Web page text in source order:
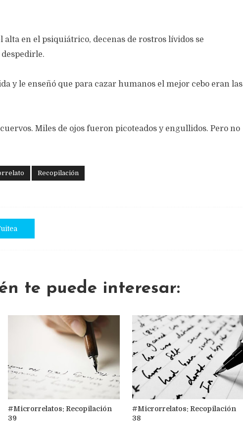
alta en el psiquiátrico, decenas de rostros lívidos se
y le enseñó que para cazar humanos el mejor cebo eran las
Miles de ojos fueron picoteados y engullidos. Pero no
Recopilación
te puede interesar:
#Microrrelatos: Recopilación
39
#Microrrelatos: Recopilación
38